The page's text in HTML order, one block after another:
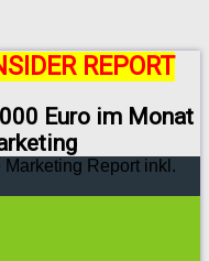
REPORT
Euro im Monat
Report inkl.